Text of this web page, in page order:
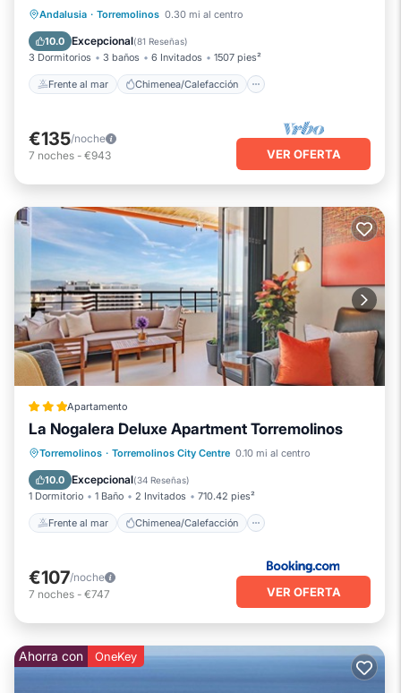
Andalusia · Torremolinos 0.30 mi al centro
10.0 Excepcional(81 Reseñas)
3 Dormitorios 3 baños 6 Invitados 1507 pies²
Frente al mar Chimenea/Calefacción
Frente al mar
Chimenea/Calefacción
Piscina
Vista al mar
€135/noche
7 noches - €943 VER OFERTA
Apartamento
La Nogalera Deluxe Apartment Torremolinos
Torremolinos · Torremolinos City Centre 0.10 mi al centro
10.0 Excepcional(34 Reseñas)
1 Dormitorio 1 Baño 2 Invitados 710.42 pies²
Frente al mar Chimenea/Calefacción
Frente al mar
Chimenea/Calefacción
Piscina
Vista al mar
€107/noche
7 noches - €747 VER OFERTA
Ahorra con OneKey